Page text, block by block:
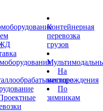
Контейнерная
перевозка
грузов
На
месторождения
По
зимникам